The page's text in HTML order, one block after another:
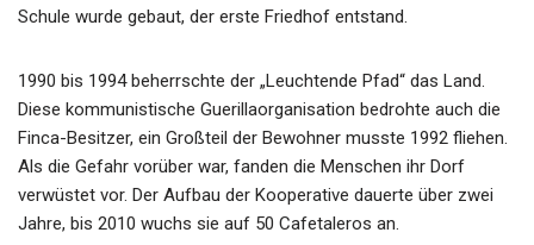
Schule wurde gebaut, der erste Friedhof entstand.
1990 bis 1994 beherrschte der „Leuchtende Pfad“ das Land.
Diese kommunistische Guerillaorganisation bedrohte auch die
Finca-Besitzer, ein Großteil der Bewohner musste 1992 fliehen.
Als die Gefahr vorüber war, fanden die Menschen ihr Dorf
verwüstet vor. Der Aufbau der Kooperative dauerte über zwei
Jahre, bis 2010 wuchs sie auf 50 Cafetaleros an.